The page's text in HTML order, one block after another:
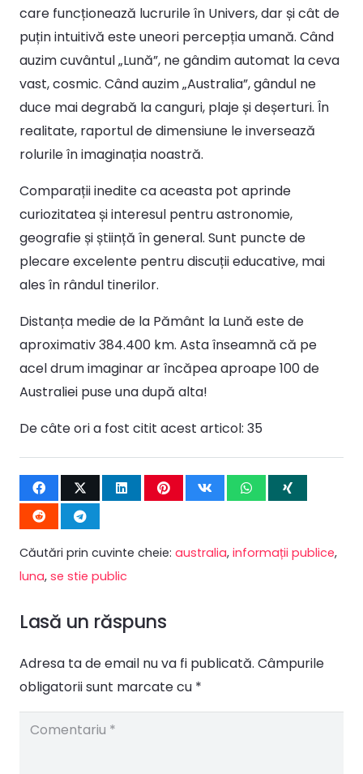
care funcționează lucrurile în Univers, dar și cât de
puțin intuitivă este uneori percepția umană. Când
auzim cuvântul „Lună”, ne gândim automat la ceva
vast, cosmic. Când auzim „Australia”, gândul ne
duce mai degrabă la canguri, plaje și deșerturi. În
realitate, raportul de dimensiune le inversează
rolurile în imaginația noastră.
Comparații inedite ca aceasta pot aprinde
curiozitatea și interesul pentru astronomie,
geografie și știință în general. Sunt puncte de
plecare excelente pentru discuții educative, mai
ales în rândul tinerilor.
Distanța medie de la Pământ la Lună este de
aproximativ 384.400 km. Asta înseamnă că pe
acel drum imaginar ar încăpea aproape 100 de
Australiei puse una după alta!
De câte ori a fost citit acest articol: 35
Căutări prin cuvinte cheie: australia, informații publice,
luna, se stie public
Lasă un răspuns
Adresa ta de email nu va fi publicată. Câmpurile
obligatorii sunt marcate cu *